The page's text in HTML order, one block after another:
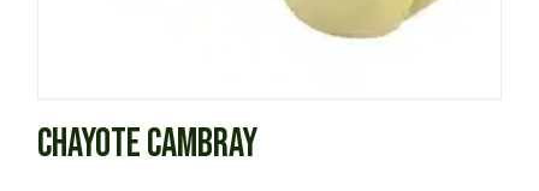
CHAYOTE CAMBRAY